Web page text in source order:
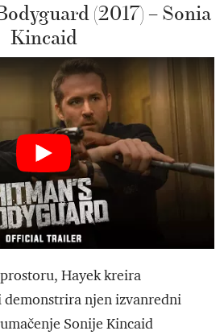
(2017) – Sonia
Kincaid
Hayek kreira
njen izvanredni
Sonije Kincaid